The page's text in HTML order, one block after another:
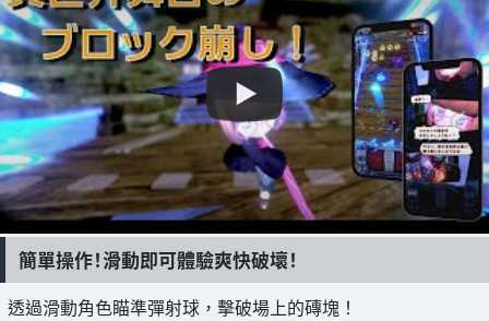
簡單操作！滑動即可體驗爽快破壞！
透過滑動角色瞄準彈射球，擊破場上的磚塊！